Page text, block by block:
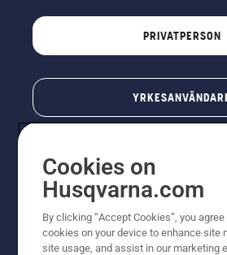
PRIVATPERSON
Cookies on
Husqvarna.com
By clicking “Accept Cookies”, you
cookies on your device to enhance site
site usage, and assist in our marketing